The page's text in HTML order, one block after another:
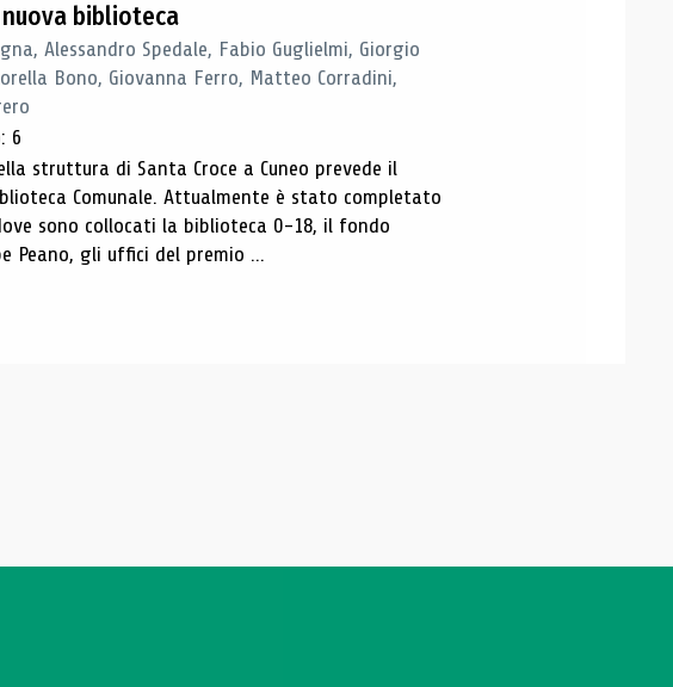
biblioteca
Alessandro Spedale, Fabio Guglielmi, Giorgio
Bono, Giovanna Ferro, Matteo Corradini,
6
struttura di Santa Croce a Cuneo prevede il
Comunale. Attualmente è stato completato
sono collocati la biblioteca 0-18, il fondo
Peano, gli uffici del premio ...